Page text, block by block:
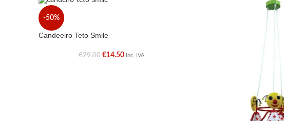
-50%
Candeeiro Teto Smile
€29.00 €14.50 Inc. IVA